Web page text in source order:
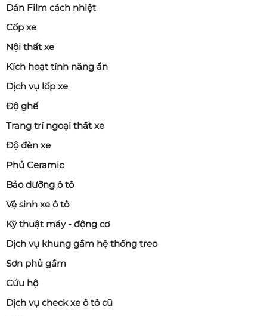
Dán Film cách nhiệt
Cốp xe
Nội thất xe
Kích hoạt tính năng ẩn
Dịch vụ lốp xe
Độ ghế
Trang trí ngoại thất xe
Độ đèn xe
Phủ Ceramic
Bảo dưỡng ô tô
Vệ sinh xe ô tô
Kỹ thuật máy - động cơ
Dịch vụ khung gầm hệ thống treo
Sơn phủ gầm
Cứu hộ
Dịch vụ check xe ô tô cũ